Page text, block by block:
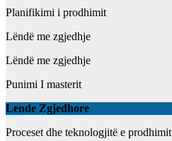
Planifikimi i prodhimit
Lëndë me zgjedhje
Lëndë me zgjedhje
Punimi I masterit
Lende Zgjedhore
Proceset dhe teknologjitë e prodhimit